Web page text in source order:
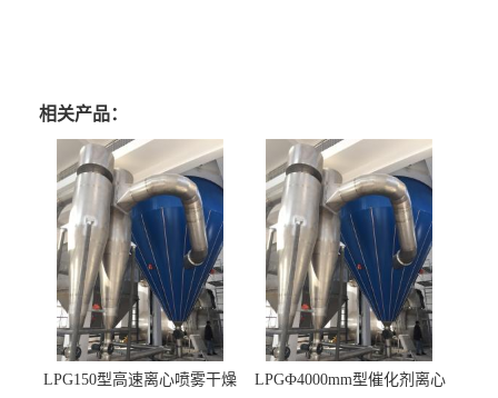
相关产品：
LPG150型高速离心喷雾干燥
LPGФ4000mm型催化剂离心